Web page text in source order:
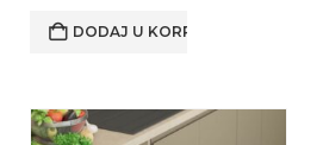
DODAJ U KORPU